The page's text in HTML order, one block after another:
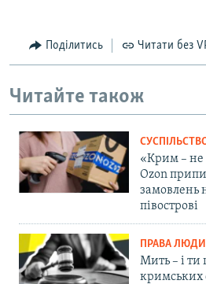
Поділитись Читати без
Читайте також
«Крим – не
Ozon
замовлень
півострові
ПРАВА
Мить – і
кримських